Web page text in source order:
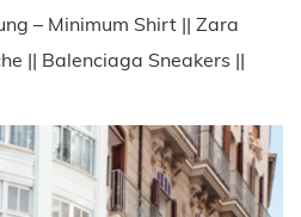
– Minimum Shirt || Zara
|| Balenciaga Sneakers ||